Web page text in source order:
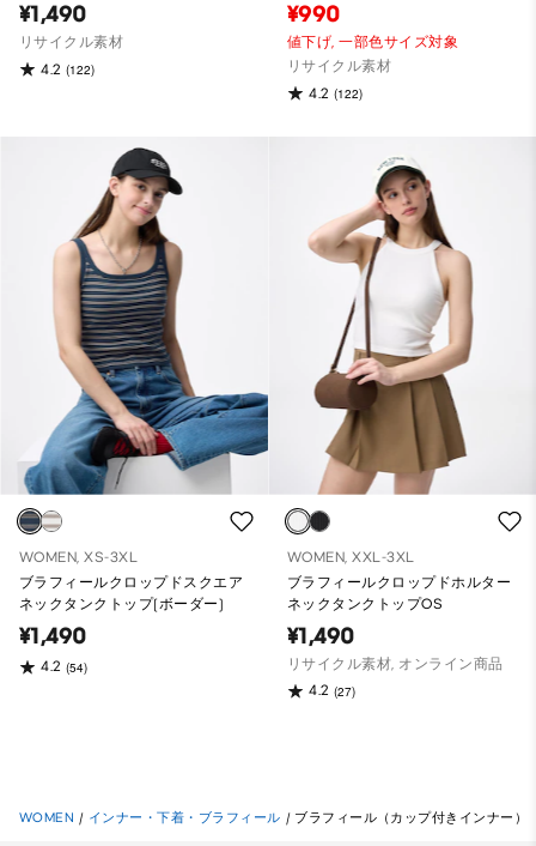
¥1,490
リサイクル素材
4.2 (122)
¥990
値下げ,一部色サイズ対象
リサイクル素材
4.2 (122)
WOMEN, XS-3XL
ブラフィールクロップドスクエア
ネックタンクトップ(ボーダー)
¥1,490
4.2 (54)
WOMEN, XXL-3XL
ブラフィールクロップドホルター
ネックタンクトップOS
¥1,490
リサイクル素材, オンライン商品
4.2 (27)
WOMEN / インナー・下着・ブラフィール / ブラフィール（カップ付きインナー）